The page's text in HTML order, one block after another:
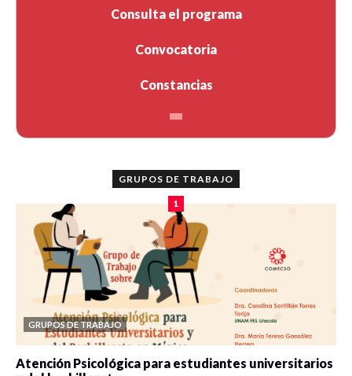
Consulta el programa
Convocatoria
Constancias
GRUPOS DE TRABAJO
1
GRUPOS DE TRABAJO
Atención Psicológica para estudiantes universitarios